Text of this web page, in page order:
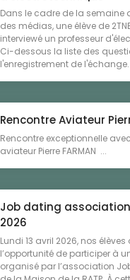
Dans le cadre de la semaine
des médias, une élève de
interviewé un professeur
Ci-dessous la liste des
l'enregistrement de
Rencontre Aviateur
Rencontre exceptionnelle
aviateur Pierre FARMAN ...
Job dating association
2026
Lundi 13 avril 2026, nos élèves
l’opportunité de participer à
organisé par l’association